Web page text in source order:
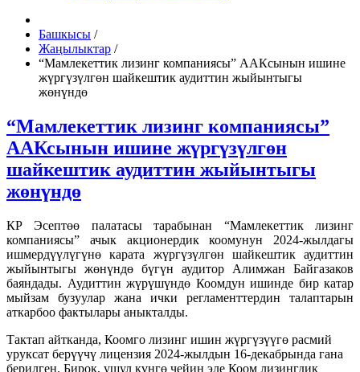
Башкысы /
Жаңылыктар /
“Мамлекеттик лизинг компаниясы” ААКсынын ишине
жүргүзүлгөн шайкештик аудиттин жыйынтыгы
жөнүндө
“Мамлекеттик лизинг компаниясы”
ААКсынын ишине жүргүзүлгөн
шайкештик аудиттин жыйынтыгы
жөнүндө
КР Эсептөө палатасы тарабынан “Мамлекеттик лизинг
компаниясы” ачык акционердик коомунун 2024-жылдагы
ишмердүүлүгүнө карата жүргүзүлгөн шайкештик аудиттин
жыйынтыгы жөнүндө бүгүн аудитор Алимжан Байгазаков
баяндады. Аудиттин жүрүшүндө Коомдун ишинде бир катар
мыйзам бузуулар жана ички регламенттердин талаптарын
аткарбоо фактылары аныкталды.
Тактап айтканда, Коомго лизинг ишин жүргүзүүгө расмий
уруксат берүүчү лицензия 2024-жылдын 16-декабрында гана
берилген. Бирок, ушул күнгө чейин эле Коом лизингдик